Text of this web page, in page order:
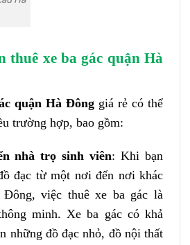
thuê xe ba gác quận Hà
quận Hà Đông giá rẻ có thể
trường hợp, bao gồm:
nhà trọ sinh viên: Khi bạn
đạc từ một nơi đến nơi khác
Đông, việc thuê xe ba gác là
minh. Xe ba gác có khả
những đồ đạc nhỏ, đồ nội thất